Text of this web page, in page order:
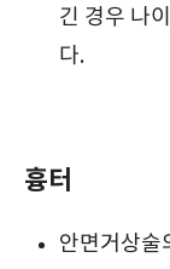
긴 경우 나
다.
흉터
안면거상술